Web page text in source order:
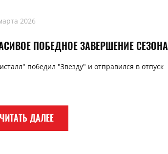
2026
ПОБЕДНОЕ ЗАВЕРШЕНИЕ СЕЗОНА
победил "Звезду" и отправился в отпуск
ЧИТАТЬ ДАЛЕЕ